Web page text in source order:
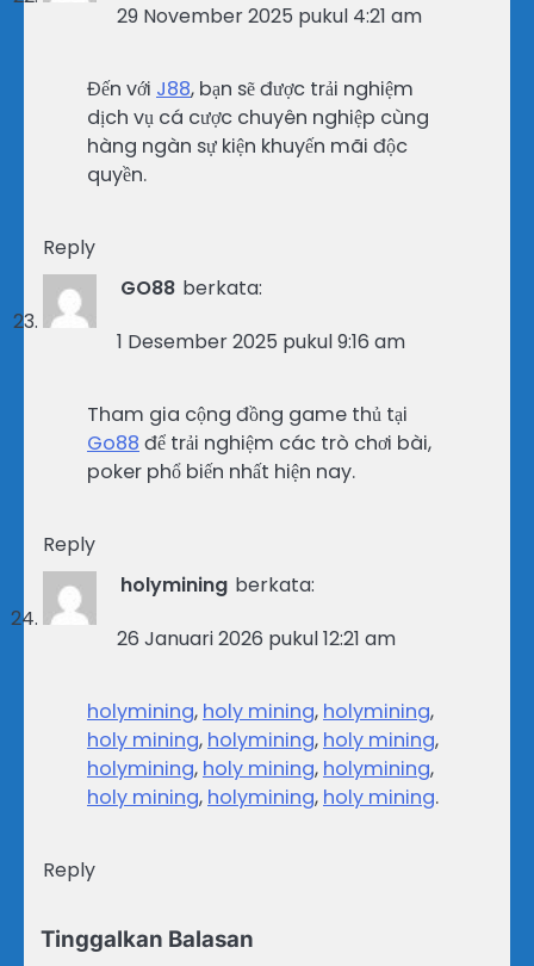
29 November 2025 pukul 4:21 am
Đến với J88, bạn sẽ được trải nghiệm
dịch vụ cá cược chuyên nghiệp cùng
hàng ngàn sự kiện khuyến mãi độc
quyền.
Reply
GO88 berkata:
1 Desember 2025 pukul 9:16 am
Tham gia cộng đồng game thủ tại
Go88 để trải nghiệm các trò chơi bài,
poker phổ biến nhất hiện nay.
Reply
holymining berkata:
26 Januari 2026 pukul 12:21 am
holymining, holy mining, holymining,
holy mining, holymining, holy mining,
holymining, holy mining, holymining,
holy mining, holymining, holy mining.
Reply
Tinggalkan Balasan